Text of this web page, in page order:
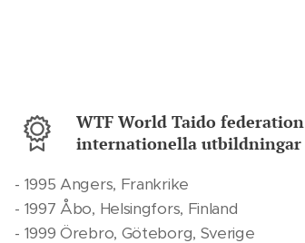
WTF World Taido federation
internationella utbildningar
- 1995 Angers, Frankrike
- 1997 Åbo, Helsingfors, Finland
- 1999 Örebro, Göteborg, Sverige